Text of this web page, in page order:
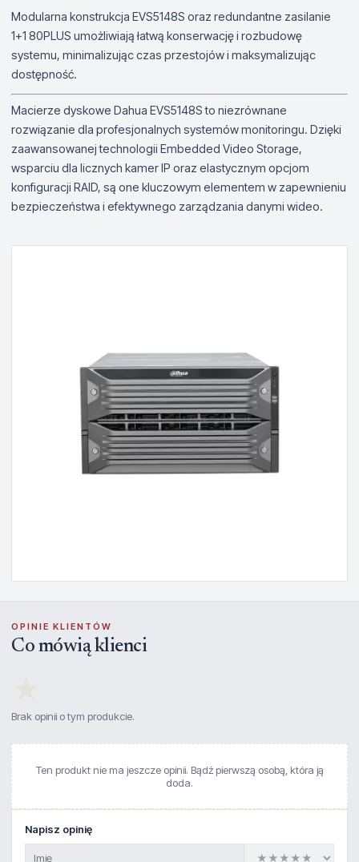
Modularna konstrukcja EVS5148S oraz redundantne zasilanie
1+1 80PLUS umożliwiają łatwą konserwację i rozbudowę
systemu, minimalizując czas przestojów i maksymalizując
dostępność.
Macierze dyskowe Dahua EVS5148S to niezrównane
rozwiązanie dla profesjonalnych systemów monitoringu. Dzięki
zaawansowanej technologii Embedded Video Storage,
wsparciu dla licznych kamer IP oraz elastycznym opcjom
konfiguracji RAID, są one kluczowym elementem w zapewnieniu
bezpieczeństwa i efektywnego zarządzania danymi wideo.
OPINIE KLIENTÓW
Co mówią klienci
Brak opinii o tym produkcie.
Ten produkt nie ma jeszcze opinii. Bądź pierwszą osobą, która ją
doda.
Napisz opinię